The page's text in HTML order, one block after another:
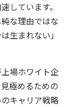
しています。
な理由ではな
生まれない」
場ホワイト企
極めるための
キャリア戦略